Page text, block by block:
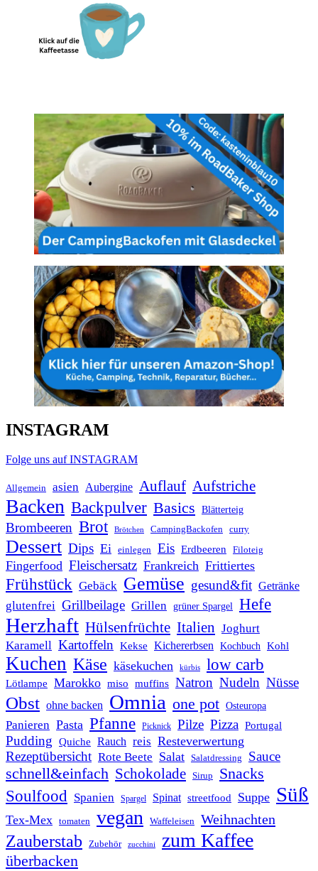
INSTAGRAM
Folge uns auf INSTAGRAM
Allgemein asien Aubergine Auflauf Aufstriche
Backen Backpulver Basics Blätterteig
Brombeeren Brot Brötchen CampingBackofen curry
Dessert Dips Ei einlegen Eis Erdbeeren Filoteig
Fingerfood Fleischersatz Frankreich Frittiertes
Frühstück Gebäck Gemüse gesund&fit Getränke
glutenfrei Grillbeilage Grillen grüner Spargel Hefe
Herzhaft Hülsenfrüchte Italien Joghurt
Karamell Kartoffeln Kekse Kichererbsen Kochbuch Kohl
Kuchen Käse käsekuchen kürbis low carb
Lötlampe Marokko miso muffins Natron Nudeln Nüsse
Obst ohne backen Omnia one pot Osteuropa
Panieren Pasta Pfanne Picknick Pilze Pizza Portugal
Pudding Quiche Rauch reis Resteverwertung
Rezeptübersicht Rote Beete Salat Salatdressing Sauce
schnell&einfach Schokolade Sirup Snacks
Soulfood Spanien Spargel Spinat streetfood Suppe Süß
Tex-Mex tomaten vegan Waffeleisen Weihnachten
Zauberstab Zubehör zucchini zum Kaffee
überbacken